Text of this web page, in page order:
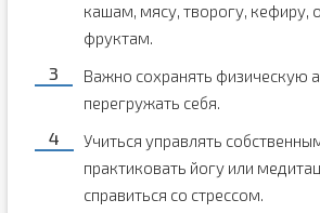
кашам, мясу, творогу, кефиру,
фруктам.
Важно сохранять физическую
перегружать себя.
Учиться управлять
практиковать йогу или
справиться со стрессом.